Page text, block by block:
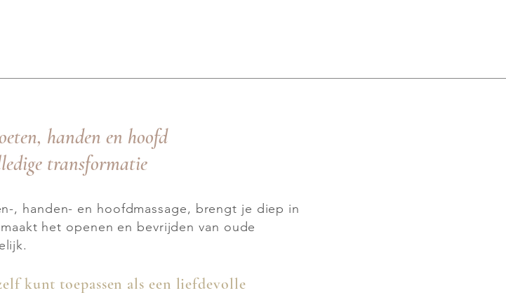
handen en hoofd
transformatie
, handen- en hoofdmassage, brengt je diep in
het openen en bevrijden van oude
kunt toepassen als een liefdevolle